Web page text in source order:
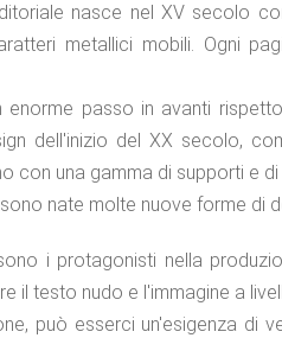
nasce nel XV secolo
metallici mobili. Ogni
enorme passo in avanti
dell'inizio del XX secolo,
con una gamma di supporti e
nate molte nuove forme di
i protagonisti nella
il testo nudo e l'immagine a
può esserci un'e­sigenza di